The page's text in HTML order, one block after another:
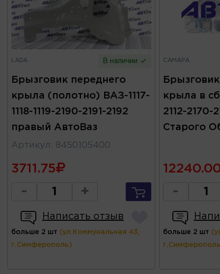
LADA В наличии
Брызговик переднего
крыла (полотно) ВАЗ-1117-
1118-1119-2190-2191-2192
правый АвтоВаз
Артикул : 8450105400
3711.75
- +
Написать отзыв
больше 2 шт (ул.Коммунальная 43,
г.Симферополь)
САМАРА
крыла в
2112-2170-
Старого
-
больше 2 шт